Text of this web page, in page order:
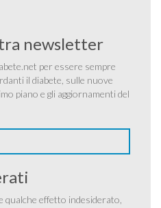
newsletter
per essere sempre
il diabete, sulle nuove
piano e gli aggiornamenti del
qualche effetto indesiderato,